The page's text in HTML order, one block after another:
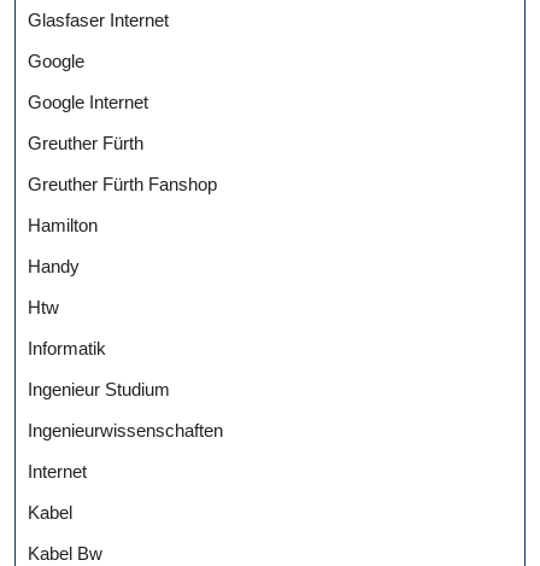
Glasfaser Internet
Google
Google Internet
Greuther Fürth
Greuther Fürth Fanshop
Hamilton
Handy
Htw
Informatik
Ingenieur Studium
Ingenieurwissenschaften
Internet
Kabel
Kabel Bw